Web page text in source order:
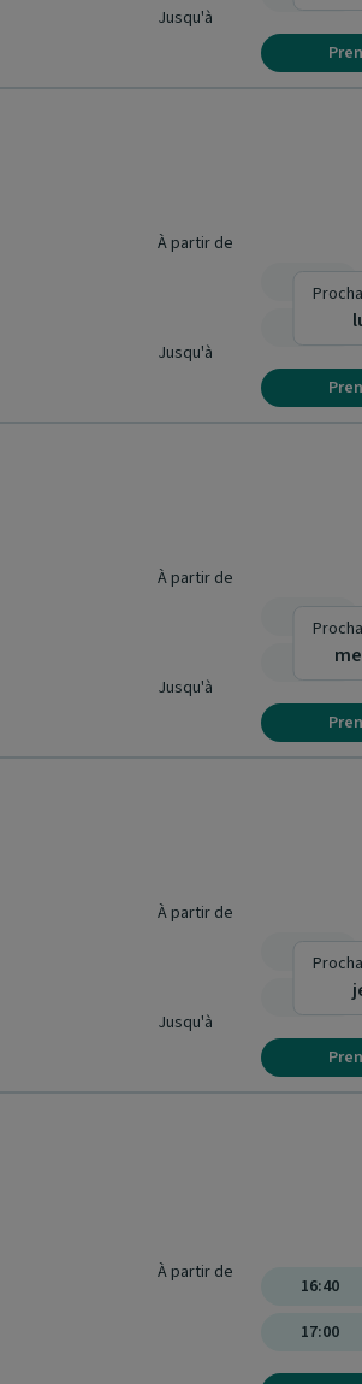
Jusqu'à
À partir de
Jusqu'à
À partir de
Jusqu'à
À partir de
Jusqu'à
À partir de
16:40
17:00